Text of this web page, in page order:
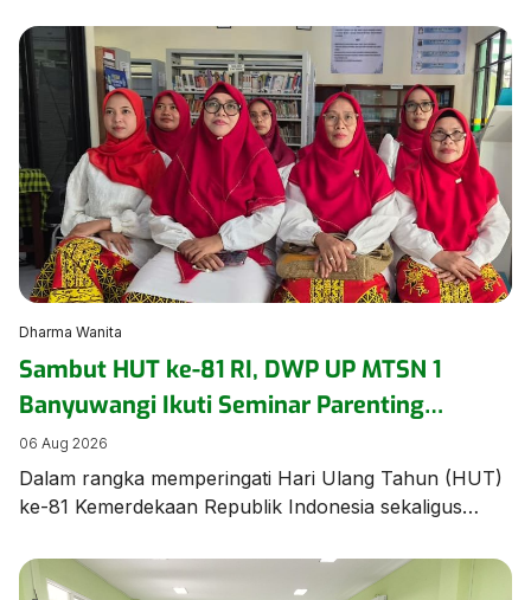
Kirana, siswi berbakat dari rombel 8.9, yang terpilih
mewakili madrasah dan Kabupaten Banyuwangi pada
ajang bergengsi Jambore Nasional (Jamnas) XII 2026
di Cibubur, Jakarta, pada 13–20 Agustus. Acara
pelepasan berlangsung khidmat dan penuh haru,
dihadiri oleh civitas […]
Dharma Wanita
Sambut HUT ke-81 RI, DWP UP MTSN 1
Banyuwangi Ikuti Seminar Parenting
Pendidikan Inklusif untuk Dorong
Kepercayaan Diri Anak
06 Aug 2026
Dalam rangka memperingati Hari Ulang Tahun (HUT)
ke-81 Kemerdekaan Republik Indonesia sekaligus
berkebutuhan khusus, Dharma Wanita Persatuan
Unsur Pelaksana MTSN 1 Banyuwangi mengikuti